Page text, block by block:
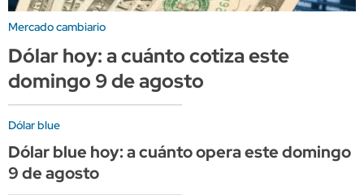
Mercado cambiario
Dólar hoy: a cuánto cotiza este
domingo 9 de agosto
Dólar blue
Dólar blue hoy: a cuánto opera este domingo
9 de agosto